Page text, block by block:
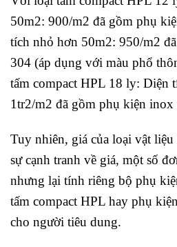
50m2: 900/m2 đã gồm phụ
tích nhỏ hơn 50m2: 950/m2
304 (áp dụng với màu phổ
tấm compact HPL 18 ly: Diện
1tr2/m2 đã gồm phụ kiện inox
Tuy nhiên, giá của loại vật liệu
sự cạnh tranh về giá, một số
nhưng lại tính riêng bộ phụ
tấm compact HPL hay phụ
cho người tiêu dung.